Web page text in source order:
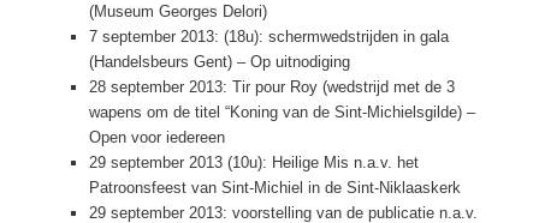
(Museum Georges Delori)
7 september 2013: (18u): schermwedstrijden in gala
(Handelsbeurs Gent) – Op uitnodiging
28 september 2013: Tir pour Roy (wedstrijd met de 3
wapens om de titel “Koning van de Sint-Michielsgilde) –
Open voor iedereen
29 september 2013 (10u): Heilige Mis n.a.v. het
Patroonsfeest van Sint-Michiel in de Sint-Niklaaskerk
29 september 2013: voorstelling van de publicatie n.a.v.